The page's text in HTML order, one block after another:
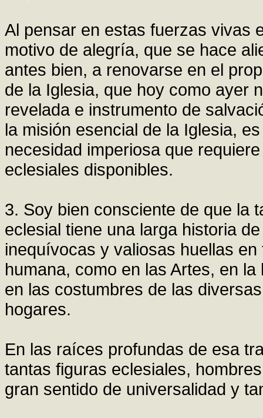
Al pensar en estas fuerzas vivas
motivo de alegría, que se hace
antes bien, a renovarse en el
de la Iglesia, que hoy como ayer
revelada e instrumento de
la misión esencial de la Iglesia,
necesidad imperiosa que
eclesiales disponibles.
3. Soy bien consciente de que la
eclesial tiene una larga historia
inequívocas y valiosas huellas
humana, como en las Artes, en
en las costumbres de las
hogares.
En las raíces profundas de esa
tantas figuras eclesiales,
gran sentido de universalidad y